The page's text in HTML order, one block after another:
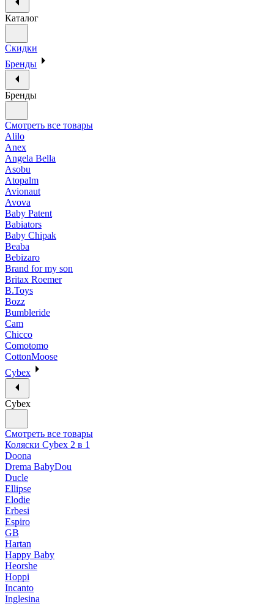
Каталог
Скидки
Бренды
Бренды
Смотреть все товары
Alilo
Anex
Angela Bella
Asobu
Atopalm
Avionaut
Avova
Baby Patent
Babiators
Baby Chipak
Beaba
Bebizaro
Brand for my son
Britax Roemer
B.Toys
Bozz
Bumbleride
Cam
Chicco
Comotomo
CottonMoose
Cybex
Cybex
Смотреть все товары
Коляски Cybex 2 в 1
Doona
Drema BabyDou
Ducle
Ellipse
Elodie
Erbesi
Espiro
GB
Hartan
Happy Baby
Heorshe
Hoppi
Incanto
Inglesina